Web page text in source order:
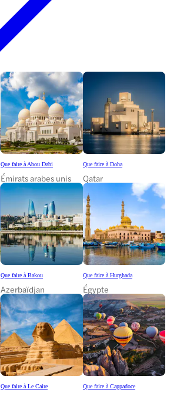
Que faire à Abou Dabi
Émirats arabes unis
Que faire à Doha
Qatar
Que faire à Bakou
Azerbaïdjan
Que faire à Hurghada
Égypte
Que faire à Le Caire Que faire à Cappadoce